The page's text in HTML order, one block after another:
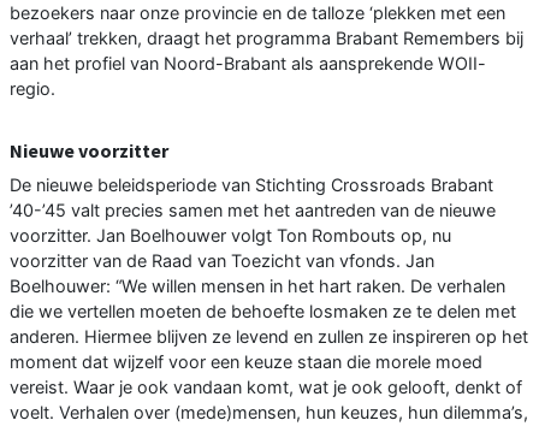
bezoekers naar onze provincie en de talloze ‘plekken met een
verhaal’ trekken, draagt het programma Brabant Remembers bij
aan het profiel van Noord-Brabant als aansprekende WOII-
regio.
Nieuwe voorzitter
De nieuwe beleidsperiode van Stichting Crossroads Brabant
’40-’45 valt precies samen met het aantreden van de nieuwe
voorzitter. Jan Boelhouwer volgt Ton Rombouts op, nu
voorzitter van de Raad van Toezicht van vfonds. Jan
Boelhouwer: “We willen mensen in het hart raken. De verhalen
die we vertellen moeten de behoefte losmaken ze te delen met
anderen. Hiermee blijven ze levend en zullen ze inspireren op het
moment dat wijzelf voor een keuze staan die morele moed
vereist. Waar je ook vandaan komt, wat je ook gelooft, denkt of
voelt. Verhalen over (mede)mensen, hun keuzes, hun dilemma’s,